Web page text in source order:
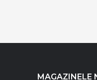
MAGAZINELE